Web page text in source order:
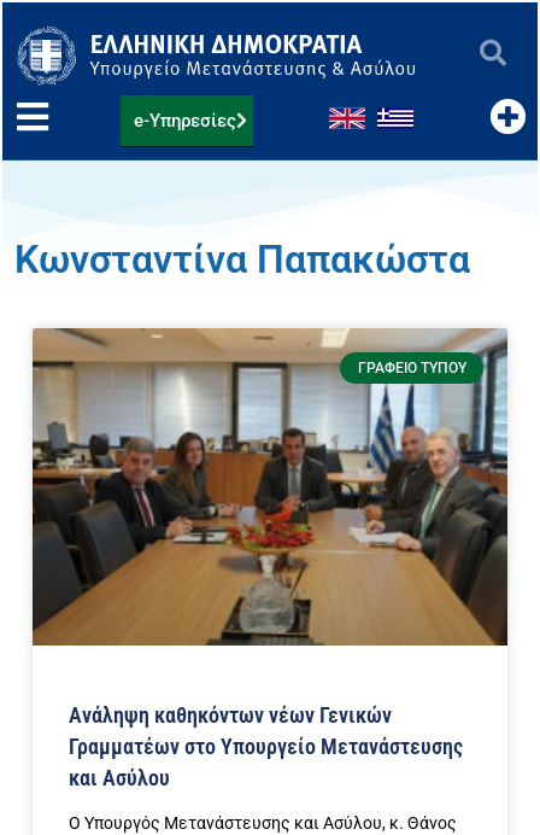
στο
περιεχόμενο
e-Υπηρεσίες
Κωνσταντίνα Παπακώστα
ΓΡΑΦΕΊΟ ΤΎΠΟΥ
Ανάληψη καθηκόντων νέων Γενικών
Γραμματέων στο Υπουργείο Μετανάστευσης
και Ασύλου
Ο Υπουργός Μετανάστευσης και Ασύλου, κ. Θάνος